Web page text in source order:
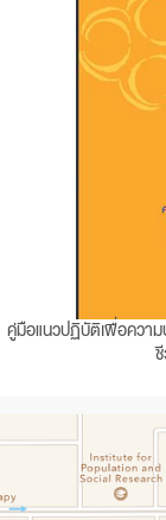
คู่มือแนวปฏิบัติเพื่อความ